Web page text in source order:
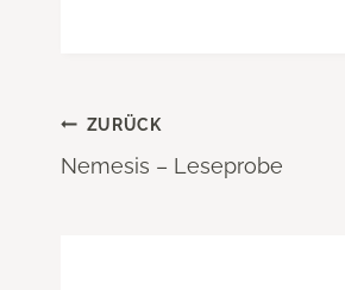
Beitragsnavigation
ZURÜCK
Nemesis – Leseprobe